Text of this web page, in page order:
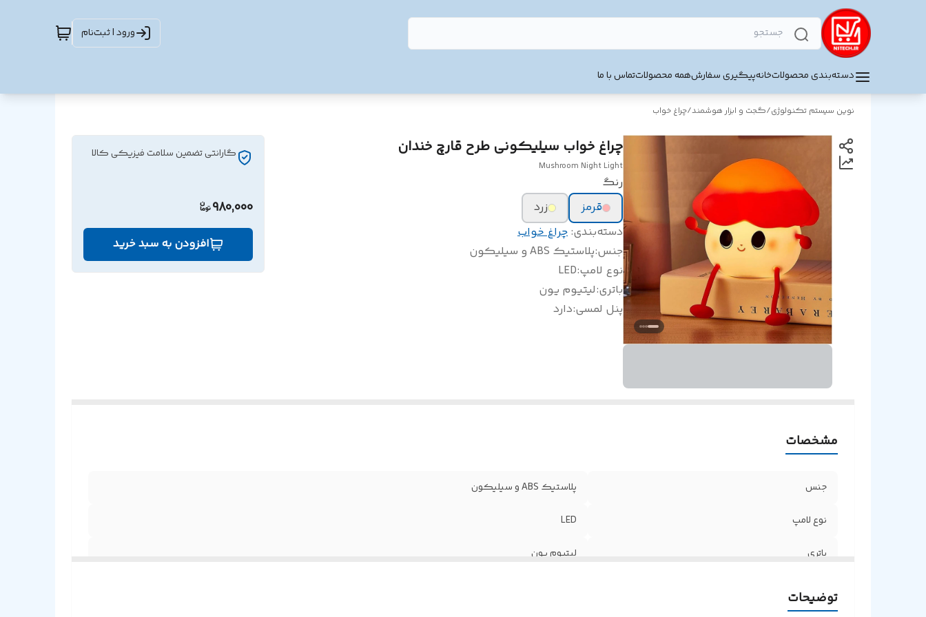
ورود | ثبت‌نام
دسته‌بندی محصولاتخانهپیگیری سفارشهمه محصولاتتماس با ما
نوین سیستم تکنولوژی/گجت و ابزار هوشمند/چراغ خواب
چراغ خواب سیلیکونی طرح قارچ خندان
Mushroom Night Light
رنگ
قرمز
زرد
دسته‌بندی: چراغ خواب
جنس:پلاستیک ABS و سیلیکون
نوع لامپ:
LED
باتری:لیتیوم یون
پنل لمسی:دارد
گارانتی تضمین سلامت فیزیکی کالا
980,000
افزودن به سبد خرید
مشخصات
جنس پلاستیک ABS و سیلیکون
نوع لامپ LED
باتری لیتیوم یون
توضیحات